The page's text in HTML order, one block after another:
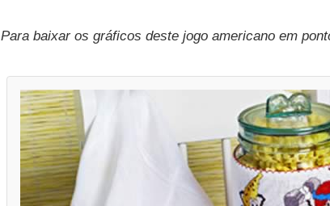
Para baixar os gráficos deste jogo americano em